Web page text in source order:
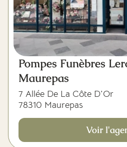
Pompes Funèbres
Maurepas
7 Allée De La Côte D'Or
78310 Maurepas
Voir